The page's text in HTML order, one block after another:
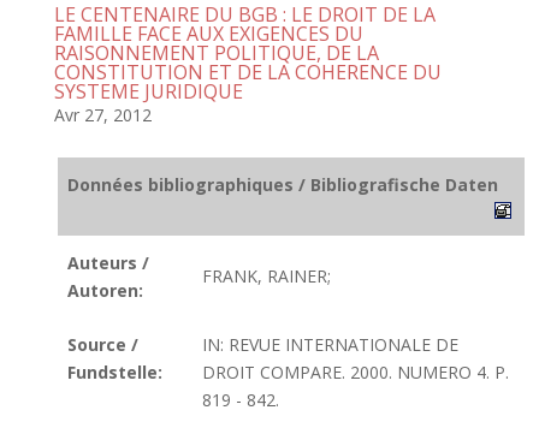
LE CENTENAIRE DU BGB : LE DROIT DE LA
FAMILLE FACE AUX EXIGENCES DU
RAISONNEMENT POLITIQUE, DE LA
CONSTITUTION ET DE LA COHERENCE DU
SYSTEME JURIDIQUE
Avr 27, 2012
Données bibliographiques / Bibliografische Daten
Auteurs /
Autoren:
FRANK, RAINER;
Source /
Fundstelle:
IN: REVUE INTERNATIONALE DE
DROIT COMPARE. 2000. NUMERO 4. P.
819 - 842.